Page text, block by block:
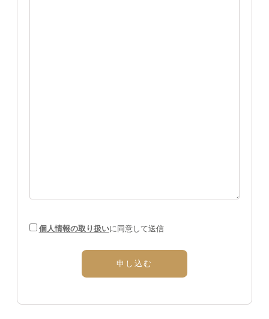
個人情報の取り扱いに同意して送信